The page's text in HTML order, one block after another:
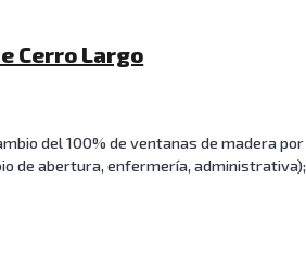
Cerro Largo
del 100% de ventanas de madera por
de abertura, enfermería, administrativa);